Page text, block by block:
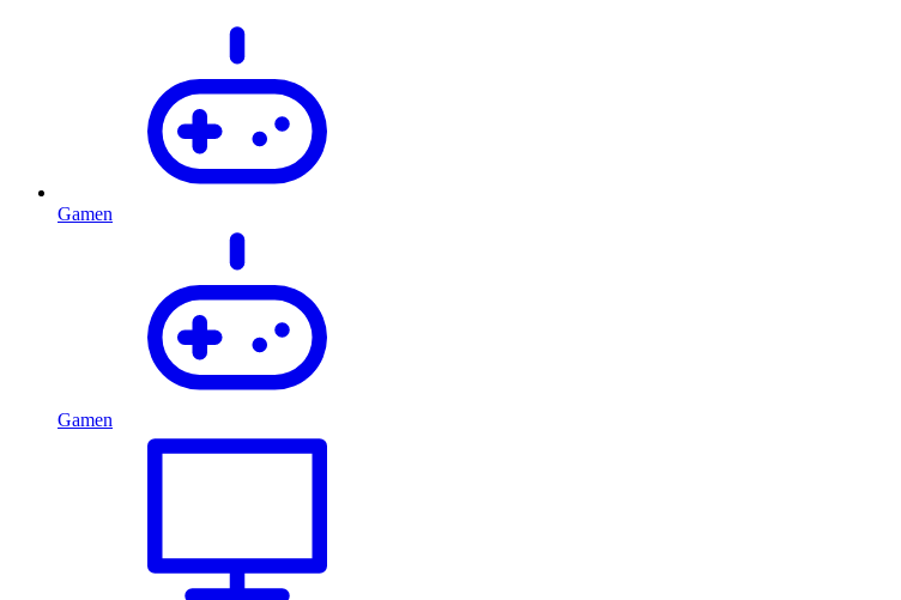
Gamen
Gamen